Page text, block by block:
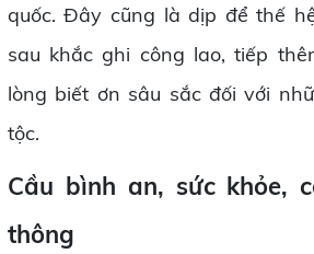
quốc. Đây cũng là dịp để thế
sau khắc ghi công lao, tiếp
lòng biết ơn sâu sắc đối với
tộc.
Cầu bình an, sức khỏe,
thông